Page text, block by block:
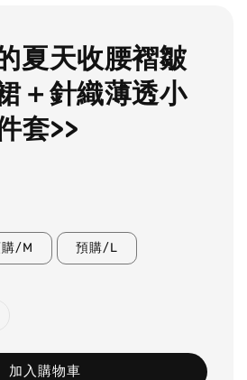
夏天收腰褶皺
＋針織薄透小
套>>
/M 預購/L
加入購物車